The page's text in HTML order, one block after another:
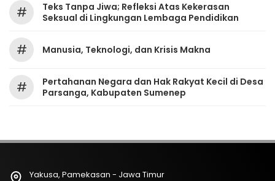
#
Teks Tanpa Jiwa; Refleksi Atas Kekerasan
Seksual di Lingkungan Lembaga Pendidikan
# Manusia, Teknologi, dan Krisis Makna
#
Pertahanan Negara dan Hak Rakyat Kecil di Desa
Parsanga, Kabupaten Sumenep
Yakusa, Pamekasan - Jawa Timur